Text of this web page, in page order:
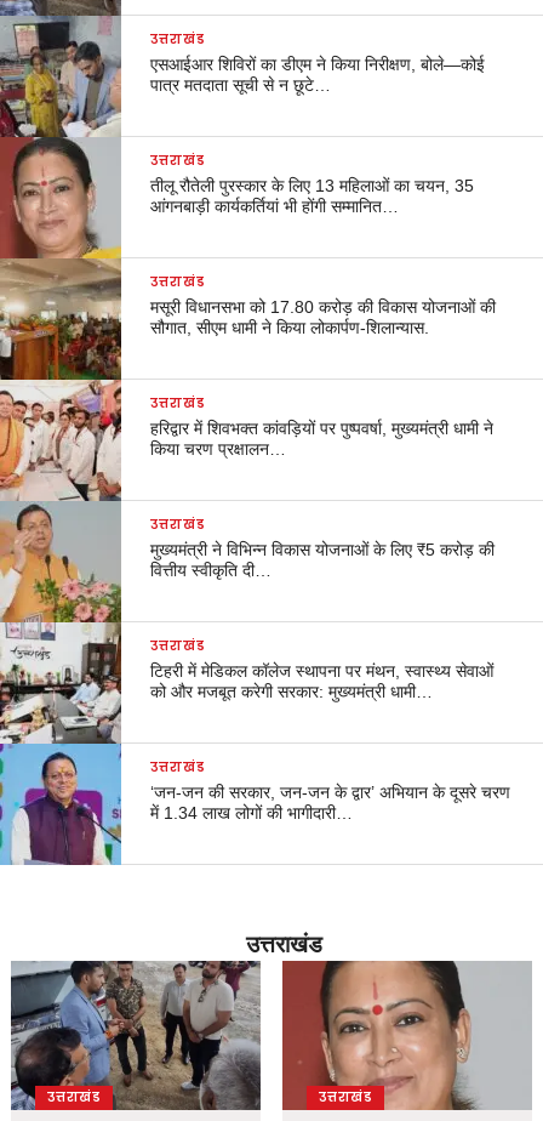
उत्तराखंड
एसआईआर शिविरों का डीएम ने किया निरीक्षण, बोले—कोई
पात्र मतदाता सूची से न छूटे…
उत्तराखंड
तीलू रौतेली पुरस्कार के लिए 13 महिलाओं का चयन, 35
आंगनबाड़ी कार्यकर्तियां भी होंगी सम्मानित…
उत्तराखंड
मसूरी विधानसभा को 17.80 करोड़ की विकास योजनाओं की
सौगात, सीएम धामी ने किया लोकार्पण-शिलान्यास.
उत्तराखंड
हरिद्वार में शिवभक्त कांवड़ियों पर पुष्पवर्षा, मुख्यमंत्री धामी ने
किया चरण प्रक्षालन…
उत्तराखंड
मुख्यमंत्री ने विभिन्न विकास योजनाओं के लिए ₹5 करोड़ की
वित्तीय स्वीकृति दी…
उत्तराखंड
टिहरी में मेडिकल कॉलेज स्थापना पर मंथन, स्वास्थ्य सेवाओं
को और मजबूत करेगी सरकार: मुख्यमंत्री धामी…
उत्तराखंड
‘जन-जन की सरकार, जन-जन के द्वार’ अभियान के दूसरे चरण
में 1.34 लाख लोगों की भागीदारी…
उत्तराखंड
उत्तराखंड उत्तराखंड